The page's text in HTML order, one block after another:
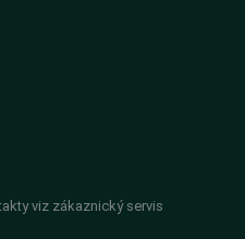
viz zákaznický servis